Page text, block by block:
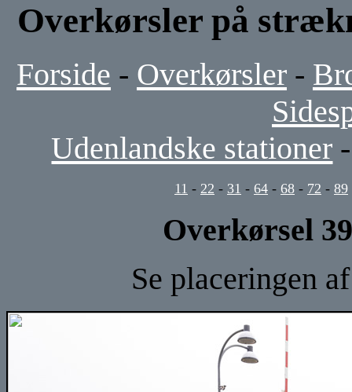
Overkørsler på
Forside - Overkørsler -
Udenlandske stationer
11 - 22 - 31 - 64 - 68 - 72 - 89
Overkørsel
Se placeringen